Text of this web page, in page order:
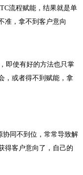
流程赋能，结果就是单
准，拿不到客户意向
即使有好的方法也只掌
，或者得不到赋能，拿
协同不到位，常常导致解
得客户意向了，自己的